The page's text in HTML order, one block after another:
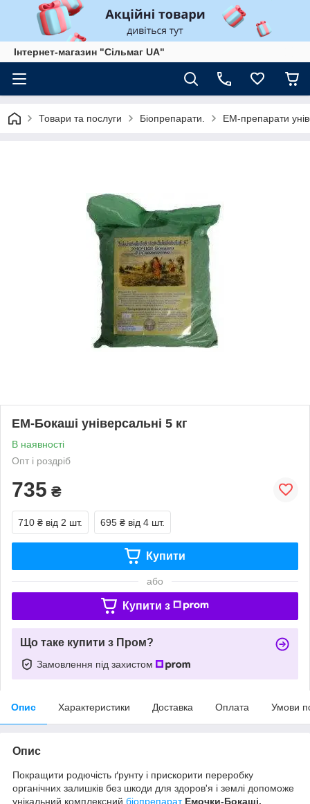
Інтернет-магазин "Сільмаг UA"
Товари та послуги Біопрепарати. ЕМ-препарати
ЕМ-Бокаші універсальні 5 кг
В наявності
Опт і роздріб
735 ₴
710 ₴ від 2 шт. 695 ₴ від 4 шт.
Купити
або
Купити з
Що таке купити з Пром?
Замовлення під захистом
Опис Характеристики Доставка Оплата Умови
Опис
Покращити родючість ґрунту і прискорити переробку
органічних залишків без шкоди для здоров'я і землі допоможе
унікальний комплексний біопрепарат Емочки-Бокаші.